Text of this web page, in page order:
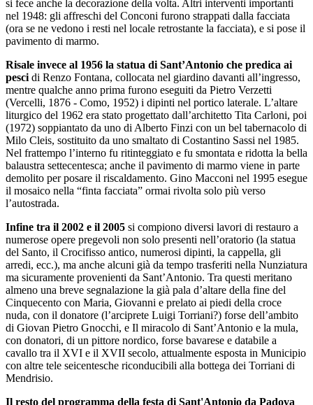
si fece anche la decorazione della volta. Altri interventi importanti
nel 1948: gli affreschi del Conconi furono strappati dalla facciata
(ora se ne vedono i resti nel locale retrostante la facciata), e si pose il
pavimento di marmo.
Risale invece al 1956 la statua di Sant’Antonio che predica ai
pesci di Renzo Fontana, collocata nel giardino davanti all’ingresso,
mentre qualche anno prima furono eseguiti da Pietro Verzetti
(Vercelli, 1876 - Como, 1952) i dipinti nel portico laterale. L’altare
liturgico del 1962 era stato progettato dall’architetto Tita Carloni, poi
(1972) soppiantato da uno di Alberto Finzi con un bel tabernacolo di
Milo Cleis, sostituito da uno smaltato di Costantino Sassi nel 1985.
Nel frattempo l’interno fu ritinteggiato e fu smontata e ridotta la bella
balaustra settecentesca; anche il pavimento di marmo viene in parte
demolito per posare il riscaldamento. Gino Macconi nel 1995 esegue
il mosaico nella “finta facciata” ormai rivolta solo più verso
l’autostrada.
Infine tra il 2002 e il 2005 si compiono diversi lavori di restauro a
numerose opere pregevoli non solo presenti nell’oratorio (la statua
del Santo, il Crocifisso antico, numerosi dipinti, la cappella, gli
arredi, ecc.), ma anche alcuni già da tempo trasferiti nella Nunziatura
ma sicuramente provenienti da Sant’Antonio. Tra questi meritano
almeno una breve segnalazione la già pala d’altare della fine del
Cinquecento con Maria, Giovanni e prelato ai piedi della croce
nuda, con il donatore (l’arciprete Luigi Torriani?) forse dell’ambito
di Giovan Pietro Gnocchi, e Il miracolo di Sant’Antonio e la mula,
con donatori, di un pittore nordico, forse bavarese e databile a
cavallo tra il XVI e il XVII secolo, attualmente esposta in Municipio
con altre tele seicentesche riconducibili alla bottega dei Torriani di
Mendrisio.
Il resto del programma della festa di Sant'Antonio da Padova